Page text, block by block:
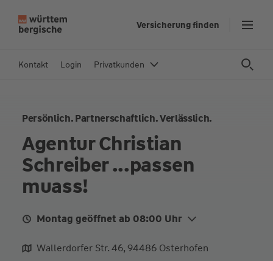
In
Versicherung finden
Kontakt Login Privatkunden
Persönlich. Partnerschaftlich. Verlässlich.
Agentur Christian
Schreiber ...passen
muass!
Montag geöffnet ab 08:00 Uhr
Mo.
08:00 - 12:00
Wallerdorfer Str. 46, 94486 Osterhofen